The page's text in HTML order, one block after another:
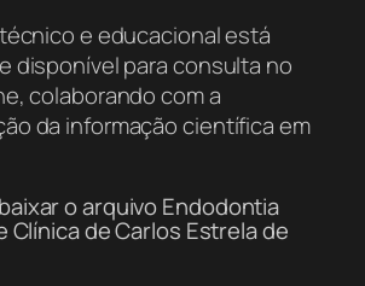
e educacional está
disponível para consulta no
colaborando com a
da informação científica em
o arquivo Endodontia
Clínica de Carlos Estrela de